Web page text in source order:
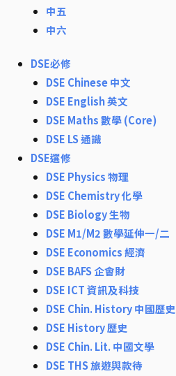
中五
中六
DSE必修
DSE Chinese 中文
DSE English 英文
DSE Maths 數學 (Core)
DSE LS 通識
DSE選修
DSE Physics 物理
DSE Chemistry 化學
DSE Biology 生物
DSE M1/M2 數學延伸一/二
DSE Economics 經濟
DSE BAFS 企會財
DSE ICT 資訊及科技
DSE Chin. History 中國歷史
DSE History 歷史
DSE Chin. Lit. 中國文學
DSE THS 旅遊與款待